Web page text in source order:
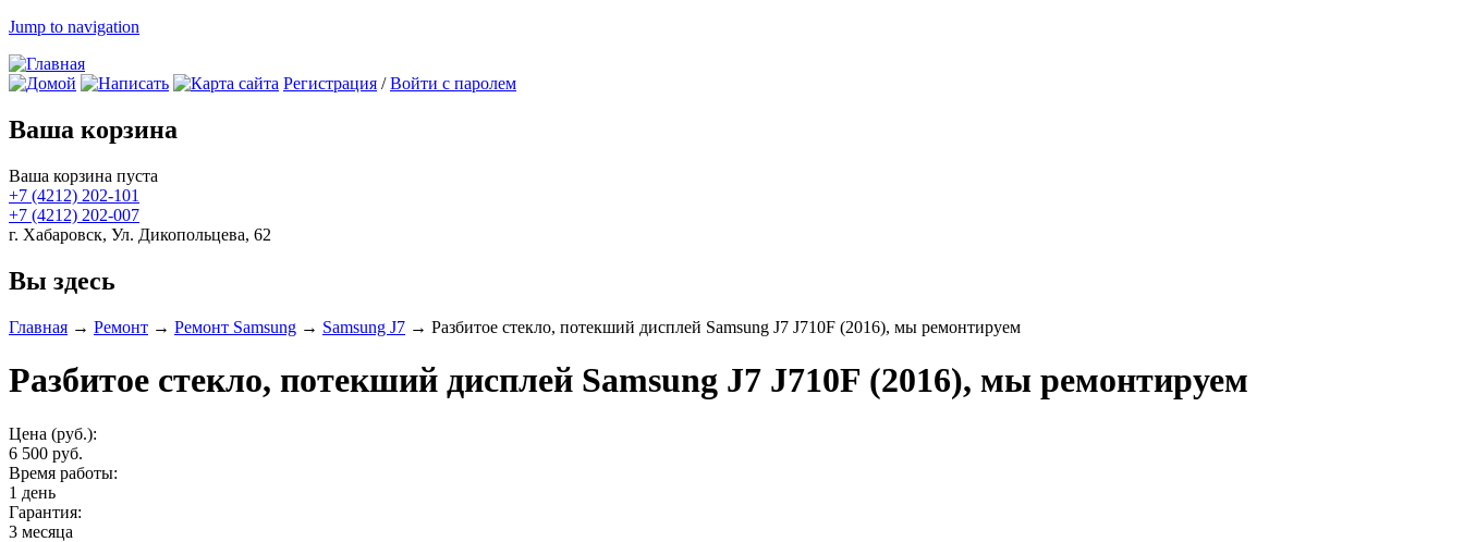
Jump to navigation
Регистрация /Войти с паролем
Ваша корзина
Ваша корзина пуста
+7 (4212) 202-101
+7 (4212) 202-007
г. Хабаровск, Ул. Дикопольцева, 62
Вы здесь
Главная → Ремонт → Ремонт Samsung → Samsung J7 → Разбитое стекло, потекший дисплей Samsung J7 J710F (2016), мы ремонтируем
Разбитое стекло, потекший дисплей Samsung J7 J710F (2016), мы ремонтируем
Цена (руб.):
6 500 руб.
Время работы:
1 день
Гарантия:
3 месяца